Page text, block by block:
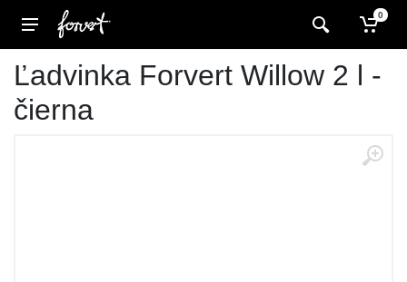
0
Ľadvinka Forvert Willow 2 l -
čierna